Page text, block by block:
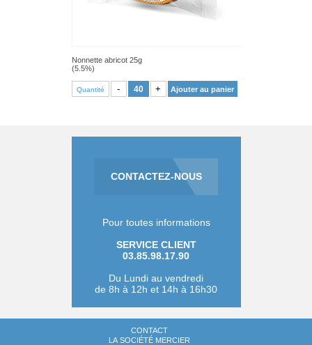
Nonnette abricot 25g
(5.5%)
Quantité - + Ajouter au panier
CONTACTEZ-NOUS
Pour toutes informations
SERVICE CLIENT
03.85.98.17.90
Du Lundi au vendredi
de 8h à 12h et 14h à 16h30
CONTACT
LA SOCIÉTÉ MERCIER